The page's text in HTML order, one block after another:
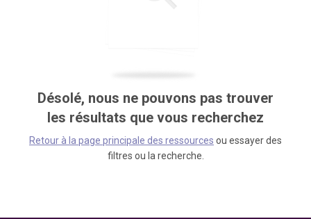
Désolé, nous ne pouvons pas trouver
les résultats que vous recherchez
Retour à la page principale des ressources ou essayer des
filtres ou la recherche.